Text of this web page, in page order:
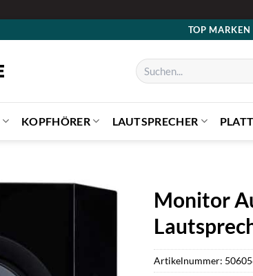
TOP MARKEN
Suchen
nach:
KOPFHÖRER LAUTSPRECHER
Monitor
Artikelnummer: